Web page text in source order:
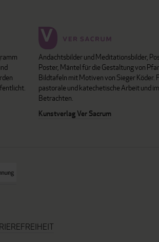
Andachtsbilder und Meditationsbilder,
Poster, Mäntel für die Gestaltung von
Bildtafeln mit Motiven von Sieger Köder.
pastorale und katechetische Arbeit und
Betrachten.
Kunstverlag Ver Sacrum